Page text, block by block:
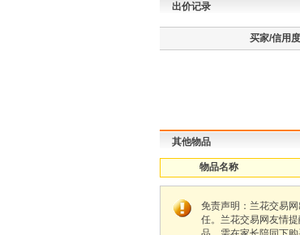
出价记录
买家/信用度
其他物品
物品名称
免责声明：兰花交易
任。兰花交易网友情